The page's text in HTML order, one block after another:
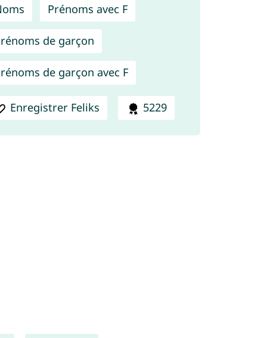
Prénoms avec F
de garçon
de garçon avec F
Enregistrer Feliks 5229